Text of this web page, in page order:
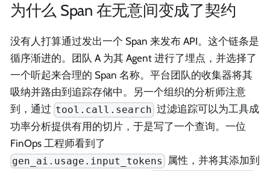
为什么 Span 在无意间变成了契约
没有人打算通过发出一个 Span 来发布 API。这个链条是
循序渐进的。团队 A 为其 Agent 进行了埋点，并选择了
一个听起来合理的 Span 名称。平台团队的收集器将其
吸纳并路由到追踪存储中。另一个组织的分析师注意
到，通过 tool.call.search 过滤追踪可以为工具成
功率分析提供有用的切片，于是写了一个查询。一位
FinOps 工程师看到了
gen_ai.usage.input_tokens
属性，并将其添加到